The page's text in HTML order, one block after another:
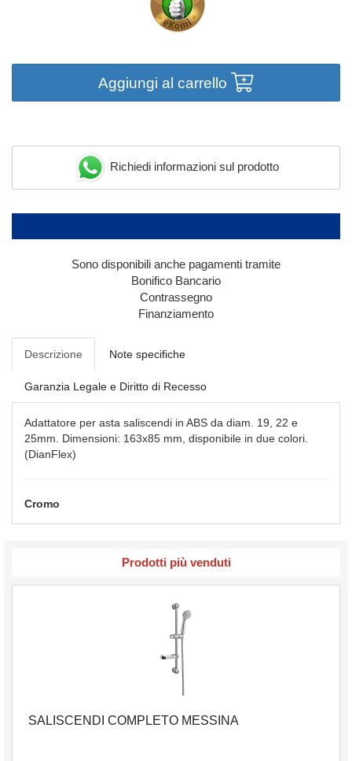
Aggiungi al carrello
Richiedi informazioni sul prodotto
Sono disponibili anche pagamenti tramite
Bonifico Bancario
Contrassegno
Finanziamento
Descrizione Note specifiche
Garanzia Legale e Diritto di Recesso
Adattatore per asta saliscendi in ABS da diam. 19, 22 e
25mm. Dimensioni: 163x85 mm, disponibile in due colori.
(DianFlex)
Cromo
Prodotti più venduti
SALISCENDI COMPLETO MESSINA